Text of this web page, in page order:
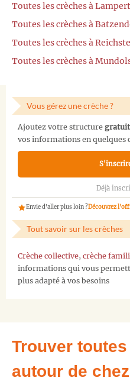
Toutes les crèches à
Toutes les crèches à
Toutes les crèches à
Toutes les crèches à
Vous gérez une crèche ?
Ajoutez votre structure
vos informations en quelques
Déjà
Envie d'aller plus loin ?Découvrez
Tout savoir sur les crèches
Crèche collective, crèche
informations qui vous
plus adapté à vos besoins
Trouver
autour de